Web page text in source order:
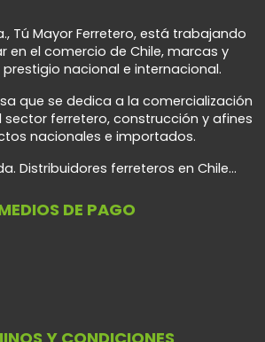
Tú Mayor Ferretero, está trabajando
en el comercio de Chile, marcas y
nacional e internacional.
que se dedica a la comercialización
sector ferretero, construcción y afines
nacionales e importados.
Distribuidores ferreteros en Chile...
DE PAGO